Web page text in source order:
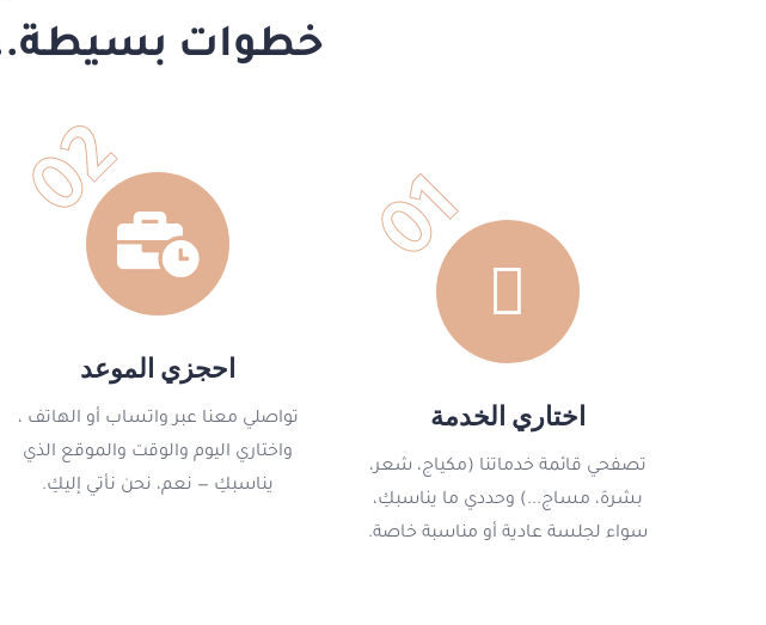
خطوات بسيطة...
01
اختاري الخدمة
تصفحي قائمة خدماتنا (مكياج، شعر،
بشرة، مساج...) وحددي ما يناسبكِ،
سواء لجلسة عادية أو مناسبة خاصة.
02
احجزي الموعد
تواصلي معنا عبر واتساب أو الهاتف ،
واختاري اليوم والوقت والموقع الذي
يناسبكِ — نعم، نحن نأتي إليكِ.